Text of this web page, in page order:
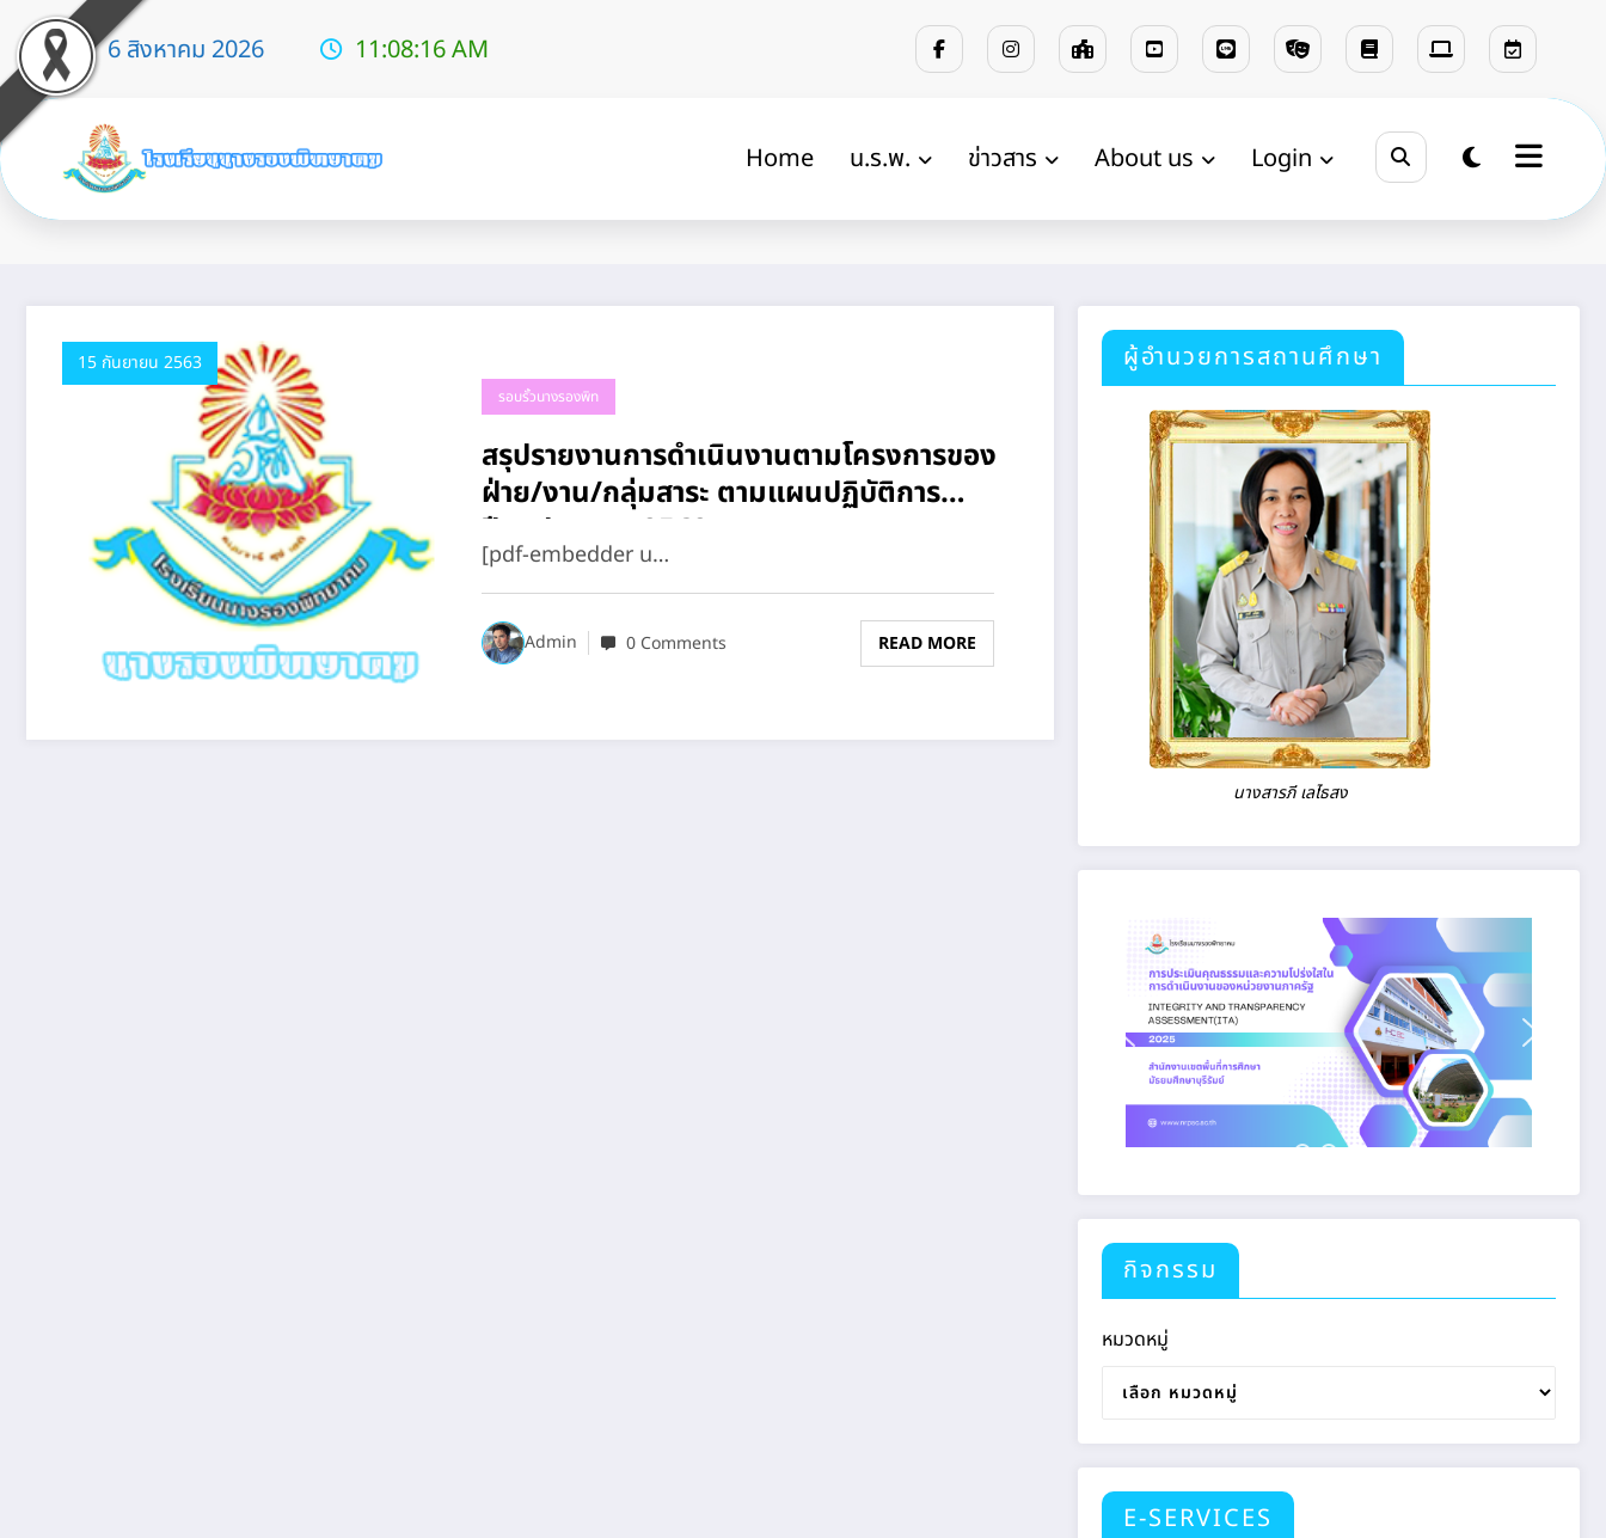
6 สิงหาคม 2026 11:08:17 AM
Home น.ร.พ. ข่าวสาร About us Login
Tag: ของฝ่าย Home
15 กันยายน 2563
รอบรั้วนางรองพิท
สรุปรายงานการดำเนินงานตามโครงการของ
ฝ่าย/งาน/กลุ่มสาระ ตามแผนปฏิบัติการ
ปีงบประมาณ 2562
[pdf-embedder u…
Admin 0 Comments READ MORE
ผู้อำนวยการสถานศึกษา
นางสารภี เลไธสง
กิจกรรม
หมวดหมู่
E-SERVICES